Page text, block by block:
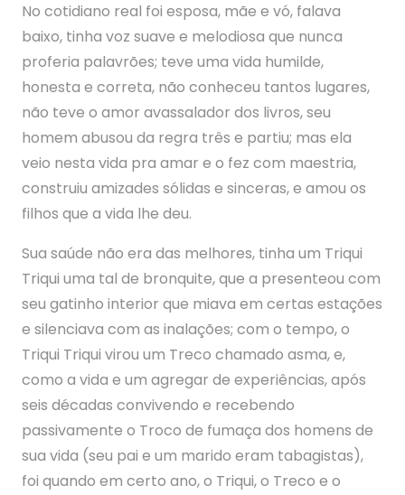
No cotidiano real foi esposa, mãe e vó, falava
baixo, tinha voz suave e melodiosa que nunca
proferia palavrões; teve uma vida humilde,
honesta e correta, não conheceu tantos lugares,
não teve o amor avassalador dos livros, seu
homem abusou da regra três e partiu; mas ela
veio nesta vida pra amar e o fez com maestria,
construiu amizades sólidas e sinceras, e amou os
filhos que a vida lhe deu.
Sua saúde não era das melhores, tinha um Triqui
Triqui uma tal de bronquite, que a presenteou com
seu gatinho interior que miava em certas estações
e silenciava com as inalações; com o tempo, o
Triqui Triqui virou um Treco chamado asma, e,
como a vida e um agregar de experiências, após
seis décadas convivendo e recebendo
passivamente o Troco de fumaça dos homens de
sua vida (seu pai e um marido eram tabagistas),
foi quando em certo ano, o Triqui, o Treco e o